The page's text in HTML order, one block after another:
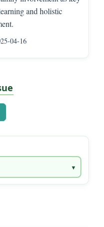
and holistic
04-16
SUBSCRIPTION